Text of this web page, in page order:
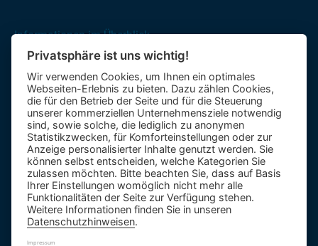
Informationen im Überblick
Gutscheine
Kontakt-Formular
Anfahrt
Mietbus
Reisebewertung
Reiseinformationen A – Z
Privatsphäre ist uns wichtig!
Wir verwenden Cookies, um Ihnen ein optimales
Webseiten-Erlebnis zu bieten. Dazu zählen Cookies,
die für den Betrieb der Seite und für die Steuerung
unserer kommerziellen Unternehmensziele notwendig
sind, sowie solche, die lediglich zu anonymen
Statistikzwecken, für Komforteinstellungen oder zur
Anzeige personalisierter Inhalte genutzt werden. Sie
können selbst entscheiden, welche Kategorien Sie
zulassen möchten. Bitte beachten Sie, dass auf Basis
Ihrer Einstellungen womöglich nicht mehr alle
Funktionalitäten der Seite zur Verfügung stehen.
Weitere Informationen finden Sie in unseren
Datenschutzhinweisen.
Impressum